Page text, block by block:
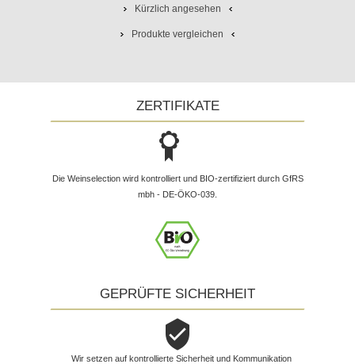
Kürzlich angesehen
Produkte vergleichen
ZERTIFIKATE
Die Weinselection wird kontrolliert und BIO-zertifiziert durch GfRS
mbh - DE-ÖKO-039.
GEPRÜFTE SICHERHEIT
Wir setzen auf kontrollierte Sicherheit und Kommunikation